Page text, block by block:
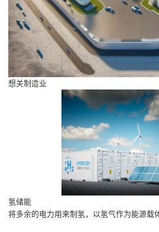
想关制造业
氢储能
将多余的电力用来制氢，以氢气作为能源载